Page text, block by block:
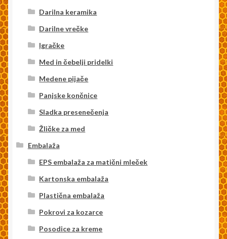
Darilna keramika
Darilne vrečke
Igračke
Med in čebelji pridelki
Medene pijače
Panjske končnice
Sladka presenečenja
Žličke za med
Embalaža
EPS embalaža za matični mleček
Kartonska embalaža
Plastična embalaža
Pokrovi za kozarce
Posodice za kreme